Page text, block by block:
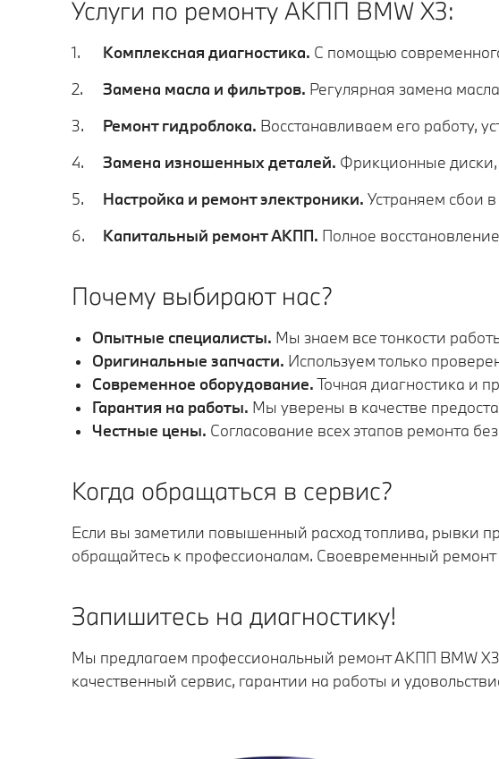
Услуги по ремонту АКПП BMW X3:
Комплексная диагностика. С помощью
Замена масла и фильтров. Регулярная замена
Ремонт гидроблока. Восстанавливаем его работу,
Замена изношенных деталей. Фрикционные диски,
Настройка и ремонт электроники. Устраняем сбои
Капитальный ремонт АКПП. Полное
Почему выбирают нас?
Опытные специалисты. Мы знаем все тонкости
Оригинальные запчасти. Используем только
Современное оборудование.Точная диагностика и
Гарантия на работы. Мы уверены в качестве
Честные цены. Согласование всех этапов ремонта
Когда обращаться в сервис?
Если вы заметили повышенный расход топлива, рывки
обращайтесь к профессионалам. Своевременный
Запишитесь на диагностику!
Мы предлагаем профессиональный ремонт АКПП BMW
качественный сервис, гарантии на работы и